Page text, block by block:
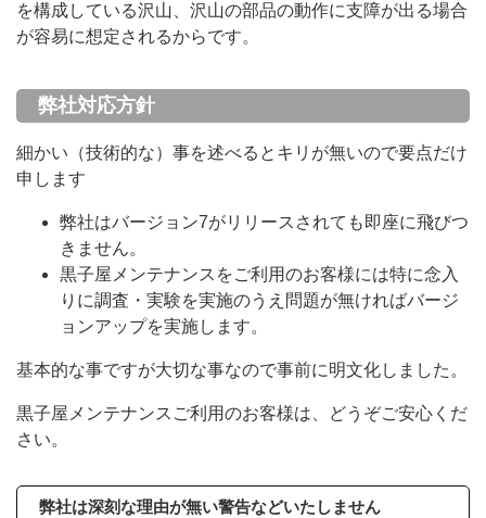
を構成している沢山、沢山の部品の動作に支障が出る場合
が容易に想定されるからです。
弊社対応方針
細かい（技術的な）事を述べるとキリが無いので要点だけ
申します
弊社はバージョン7がリリースされても即座に飛びつ
きません。
黒子屋メンテナンスをご利用のお客様には特に念入
りに調査・実験を実施のうえ問題が無ければバージ
ョンアップを実施します。
基本的な事ですが大切な事なので事前に明文化しました。
黒子屋メンテナンスご利用のお客様は、どうぞご安心くだ
さい。
弊社は深刻な理由が無い警告などいたしません